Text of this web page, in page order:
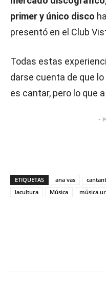
primer y único disco
presentó en el Club
Todas estas
darse cuenta de que
es cantar, pero lo que
-
ETIQUETAS ana vas
lacultura
Música música